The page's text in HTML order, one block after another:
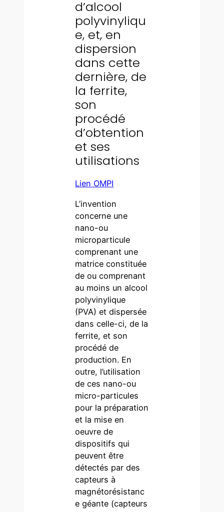
d’alcool
polyvinyliqu
e, et, en
dispersion
dans cette
dernière, de
la ferrite,
son
procédé
d’obtention
et ses
utilisations
Lien OMPI
L’invention
concerne une
nano-ou
microparticule
comprenant une
matrice constituée
de ou comprenant
au moins un alcool
polyvinylique
(PVA) et dispersée
dans celle-ci, de la
ferrite, et son
procédé de
production. En
outre, l’utilisation
de ces nano-ou
micro-particules
pour la préparation
et la mise en
oeuvre de
dispositifs qui
peuvent être
détectés par des
capteurs à
magnétorésistanc
e géante (capteurs